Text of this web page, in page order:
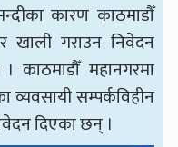
कारण काठमाडौँ
खाली गराउन निवेदन
महानगरमा
व्यवसायी सम्पर्कविहीन
दिएका छन् ।